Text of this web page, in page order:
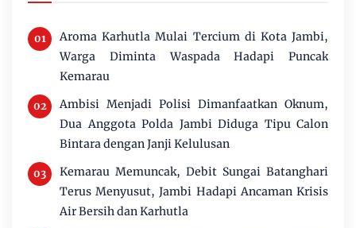
Aroma Karhutla Mulai Tercium di Kota Jambi,
Warga Diminta Waspada Hadapi Puncak
Kemarau
Ambisi Menjadi Polisi Dimanfaatkan Oknum,
Dua Anggota Polda Jambi Diduga Tipu Calon
Bintara dengan Janji Kelulusan
Kemarau Memuncak, Debit Sungai Batanghari
Terus Menyusut, Jambi Hadapi Ancaman Krisis
Air Bersih dan Karhutla